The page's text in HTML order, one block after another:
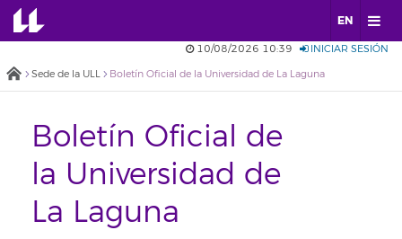
EN
10/08/2026 10:39 INICIAR SESIÓN
Sede de la ULL Boletín Oficial de la Universidad de La Laguna
Boletín Oficial de
la Universidad de
La Laguna